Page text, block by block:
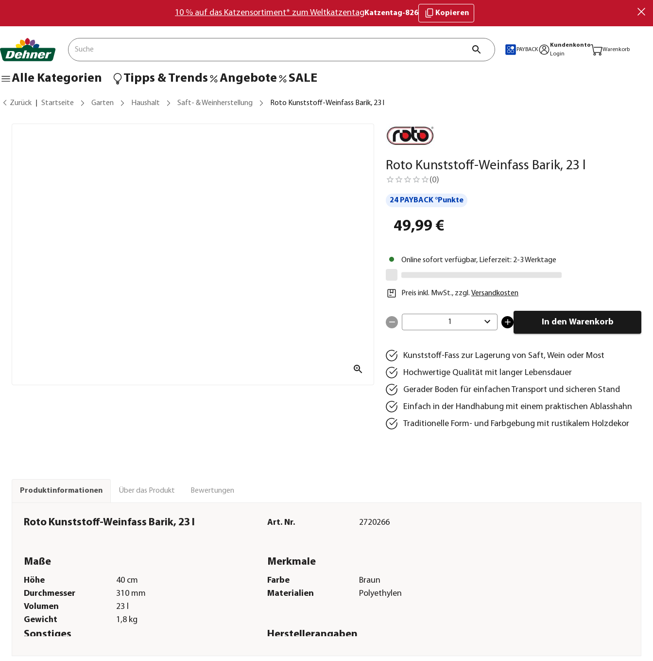
10 % auf das Katzensortiment* zum Weltkatzentag Katzentag-826 Kopieren
PAYBACK
Kundenkonto
Login
Warenkorb
Alle Kategorien Tipps & Trends Angebote SALE
Zurück Startseite Garten Haushalt Saft- & Weinherstellung Roto Kunststoff-Weinfass Barik, 23 l
Roto Kunststoff-Weinfass Barik, 23 l
(0)
24 PAYBACK °Punkte
49,99 €
Online sofort verfügbar, Lieferzeit: 2-3 Werktage
Preis inkl. MwSt., zzgl. Versandkosten
1 In den Warenkorb
Kunststoff-Fass zur Lagerung von Saft, Wein oder Most
Hochwertige Qualität mit langer Lebensdauer
Gerader Boden für einfachen Transport und sicheren Stand
Einfach in der Handhabung mit einem praktischen Ablasshahn
Traditionelle Form- und Farbgebung mit rustikalem Holzdekor
Produktinformationen Über das Produkt Bewertungen
Roto Kunststoff-Weinfass Barik, 23 l Art. Nr. 2720266
Maße
Höhe
40 cm
Durchmesser
310 mm
Volumen
23 l
Gewicht
1,8 kg
Merkmale
Farbe
Braun
Materialien
Polyethylen
Sonstiges Herstellerangaben